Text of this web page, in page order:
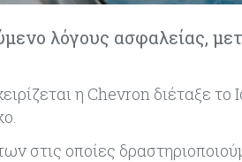
λόγους ασφαλείας,
η Chevron διέταξε το
στις οποίες